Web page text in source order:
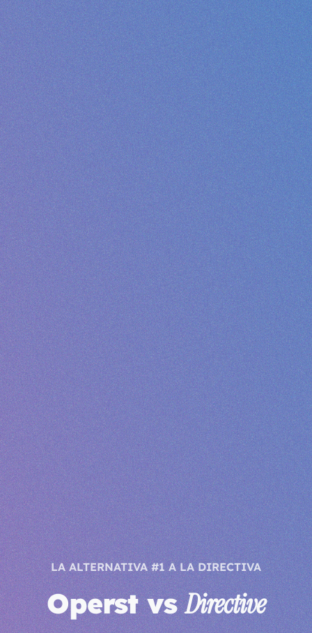
LA ALTERNATIVA #1 A LA DIRECTIVA
Operst vsDirective